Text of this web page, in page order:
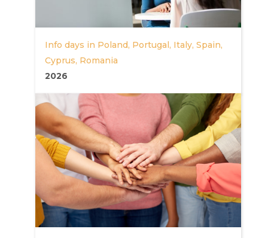
Info days in Poland, Portugal, Italy, Spain,
Cyprus, Romania
2026